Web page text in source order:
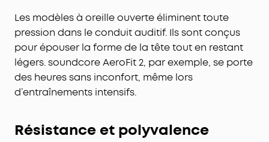
Les modèles à oreille ouverte éliminent toute
pression dans le conduit auditif. Ils sont conçus
pour épouser la forme de la tête tout en restant
légers. soundcore AeroFit 2, par exemple, se porte
des heures sans inconfort, même lors
d’entraînements intensifs.
Résistance et polyvalence